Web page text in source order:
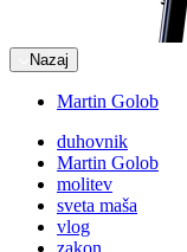
Nazaj
Martin Golob
duhovnik
Martin Golob
molitev
sveta maša
vlog
zakon